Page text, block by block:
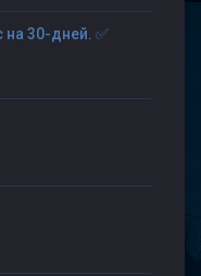
на 30-дней. ✅